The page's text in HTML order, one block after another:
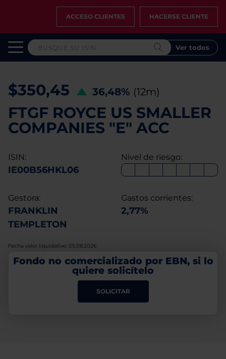
ACCESO CLIENTES HACERSE CLIENTE
Ver todos
$350,45 36,48% (12m)
FTGF ROYCE US SMALLER
COMPANIES "E" ACC
ISIN:
IE00B56HKL06
Nivel de riesgo:
Gestora:
FRANKLIN
TEMPLETON
Gastos corrientes:
2,77%
Fecha valor liquidativo: 05.08.2026
Fondo no comercializado por EBN, si lo
quiere solicítelo
SOLICITAR